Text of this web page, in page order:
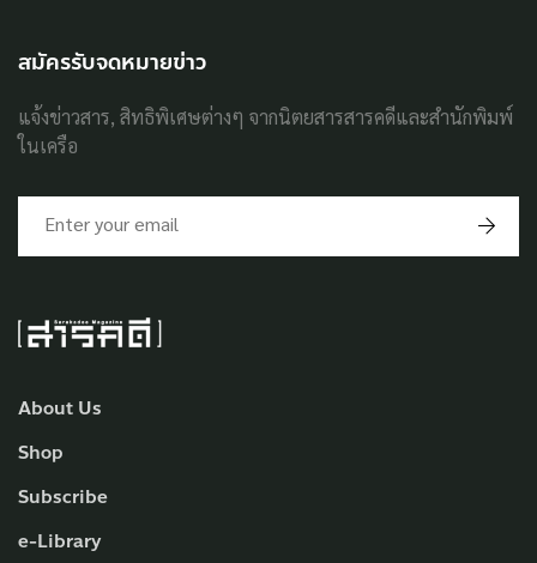
About Us
Shop
Subscribe
e-Library
สมัครรับจดหมายข่าว
แจ้งข่าวสาร, สิทธิพิเศษต่างๆ จากนิตยสารสารคดีและสำนักพิมพ์
ในเครือ